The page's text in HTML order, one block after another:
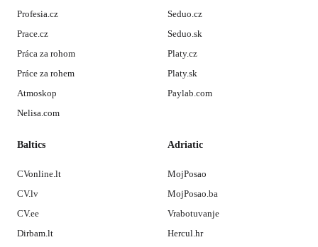
Profesia.cz
Prace.cz
Práca za rohom
Práce za rohem
Atmoskop
Nelisa.com
Seduo.cz
Seduo.sk
Platy.cz
Platy.sk
Paylab.com
Baltics
CVonline.lt
CV.lv
CV.ee
Dirbam.lt
Adriatic
MojPosao
MojPosao.ba
Vrabotuvanje
Hercul.hr